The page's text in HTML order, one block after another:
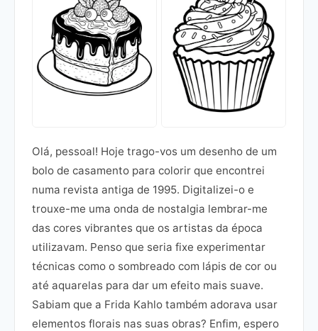
Olá, pessoal! Hoje trago-vos um desenho de um
bolo de casamento para colorir que encontrei
numa revista antiga de 1995. Digitalizei-o e
trouxe-me uma onda de nostalgia lembrar-me
das cores vibrantes que os artistas da época
utilizavam. Penso que seria fixe experimentar
técnicas como o sombreado com lápis de cor ou
até aquarelas para dar um efeito mais suave.
Sabiam que a Frida Kahlo também adorava usar
elementos florais nas suas obras? Enfim, espero